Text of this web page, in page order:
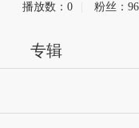
播放数： 0 粉丝： 96
专辑